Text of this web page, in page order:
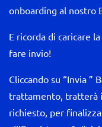
onboarding al nostro
E ricorda di caricare
fare invio!
Cliccando su “Invia ”
trattamento, tratterà
richiesto, per